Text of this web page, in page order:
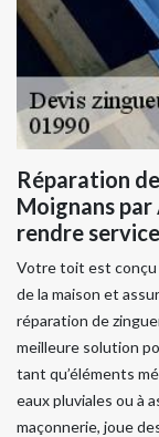
Réparation
Moignans
rendre service
Votre toit est conçu
de la maison et
réparation de
meilleure solution
tant qu’éléments
eaux pluviales ou à
maçonnerie, joue